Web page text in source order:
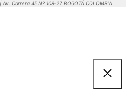
| Av. Carrera 45 Nº 108-27 BOGOTÁ COLOMBIA